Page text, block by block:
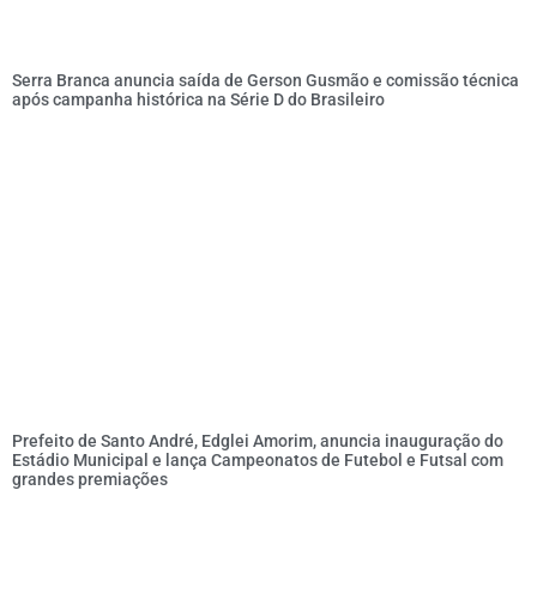
Serra Branca anuncia saída de Gerson Gusmão e comissão técnica
após campanha histórica na Série D do Brasileiro
Prefeito de Santo André, Edglei Amorim, anuncia inauguração do
Estádio Municipal e lança Campeonatos de Futebol e Futsal com
grandes premiações